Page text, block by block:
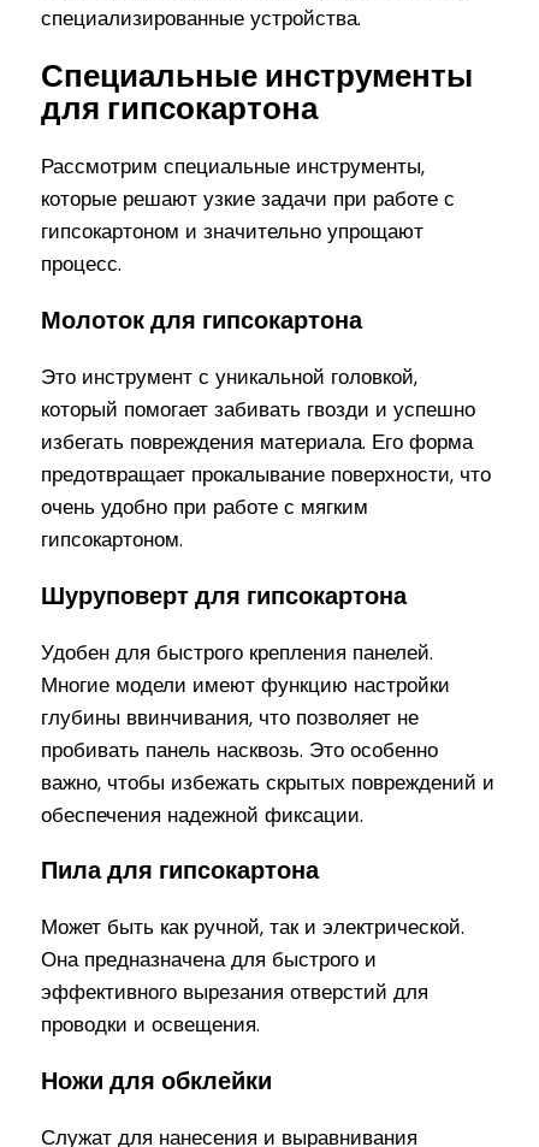
специализированные устройства.
Специальные инструменты
для гипсокартона
Рассмотрим специальные инструменты,
которые решают узкие задачи при работе с
гипсокартоном и значительно упрощают
процесс.
Молоток для гипсокартона
Это инструмент с уникальной головкой,
который помогает забивать гвозди и успешно
избегать повреждения материала. Его форма
предотвращает прокалывание поверхности, что
очень удобно при работе с мягким
гипсокартоном.
Шуруповерт для гипсокартона
Удобен для быстрого крепления панелей.
Многие модели имеют функцию настройки
глубины ввинчивания, что позволяет не
пробивать панель насквозь. Это особенно
важно, чтобы избежать скрытых повреждений и
обеспечения надежной фиксации.
Пила для гипсокартона
Может быть как ручной, так и электрической.
Она предназначена для быстрого и
эффективного вырезания отверстий для
проводки и освещения.
Ножи для обклейки
Служат для нанесения и выравнивания